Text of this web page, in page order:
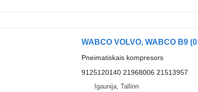
Pneimatiskais kompresors
9125120140 21968006 21513957
Igaunija, Tallinn